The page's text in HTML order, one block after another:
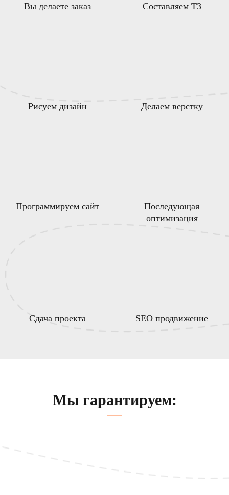
Вы делаете заказ Составляем ТЗ
Рисуем дизайн Делаем верстку
Программируем сайт
Последующая
оптимизация
Сдача проекта SEO продвижение
Мы гарантируем: